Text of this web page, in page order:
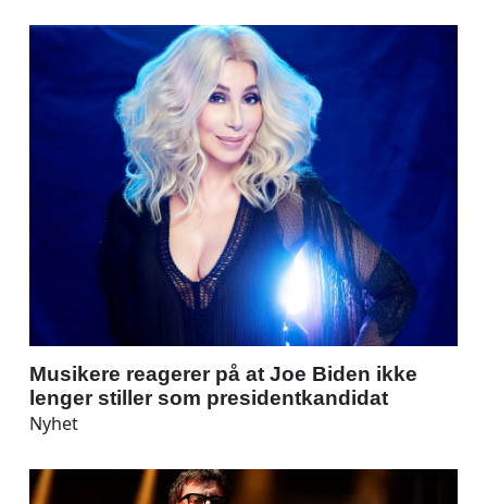
Musikere reagerer på at Joe Biden ikke
lenger stiller som presidentkandidat
Nyhet